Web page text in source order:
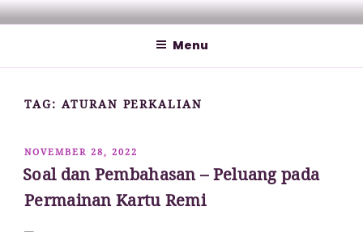
Lompat
ke MATHCYBER1997
Menu
TAG: ATURAN PERKALIAN
DIPOSKAN
PADA
NOVEMBER 28, 2022
Soal dan Pembahasan – Peluang pada
Permainan Kartu Remi